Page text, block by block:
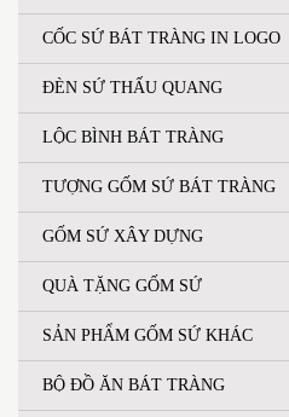
CỐC SỨ BÁT TRÀNG IN LOGO
ĐÈN SỨ THẤU QUANG
LỘC BÌNH BÁT TRÀNG
TƯỢNG GỐM SỨ BÁT TRÀNG
GỐM SỨ XÂY DỰNG
QUÀ TẶNG GỐM SỨ
SẢN PHẨM GỐM SỨ KHÁC
BỘ ĐỒ ĂN BÁT TRÀNG